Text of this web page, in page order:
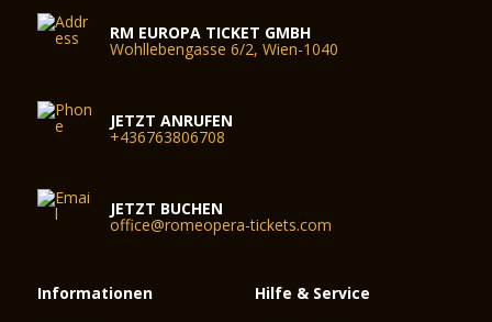
RM EUROPA TICKET GMBH
Wohllebengasse 6/2, Wien-1040
JETZT ANRUFEN
+436763806708
JETZT BUCHEN
office@romeopera-tickets.com
Informationen Hilfe & Service